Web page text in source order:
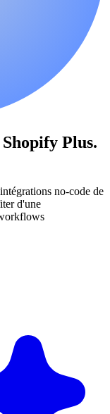
Plus.
no-code de
d'une